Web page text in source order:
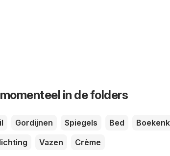
in de folders
Gordijnen Spiegels Bed
Vazen Crème